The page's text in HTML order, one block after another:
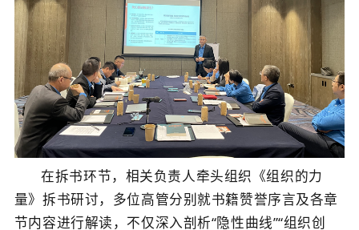
在拆书环节，相关负责人牵头组织《组织的力
量》拆书研讨，多位高管分别就书籍赞誉序言及各章
节内容进行解读，不仅深入剖析“隐性曲线”“组织创